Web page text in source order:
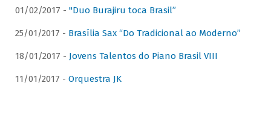
01/02/2017 - "Duo Burajiru toca Brasil”
25/01/2017 - Brasília Sax “Do Tradicional ao Moderno”
18/01/2017 - Jovens Talentos do Piano Brasil VIII
11/01/2017 - Orquestra JK